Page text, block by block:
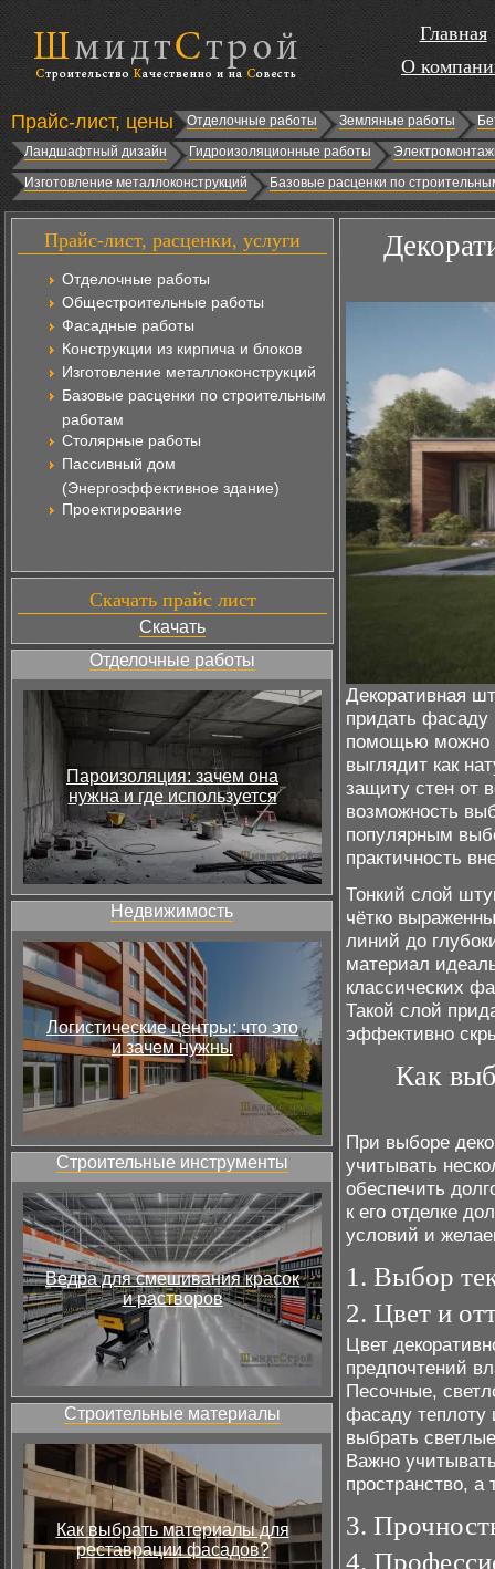
Главная
О
Прайс-лист, цены Отделочные работы Земляные работы
Ландшафтный дизайн
Гидроизоляционные работы
Изготовление металлоконструкций
Базовые расценки по
Прайс-лист, расценки, услуги
Отделочные работы
Общестроительные работы
Фасадные работы
Конструкции из кирпича и блоков
Изготовление металлоконструкций
Базовые расценки по строительным
работам
Столярные работы
Пассивный дом
(Энергоэффективное здание)
Проектирование
Скачать прайс лист
Скачать
Отделочные работы
Пароизоляция: зачем она
нужна и где используется
Недвижимость
Логистические центры: что это
и зачем нужны
Строительные инструменты
Ведра для смешивания красок
и растворов
Строительные материалы
Как выбрать материалы для
реставрации фасадов?
Декоративная
придать
помощью можно
выглядит как
защиту стен от
возможность
популярным
практичность
Тонкий слой
чётко
линий до
материал
классических
Такой слой
эффективно
Как
При выборе
учитывать
обеспечить
к его отделке
условий и
1. Выбор
2. Цвет и
Цвет
предпочтений
Песочные,
фасаду теплоту
выбрать
Важно
пространство, а
3.
4.